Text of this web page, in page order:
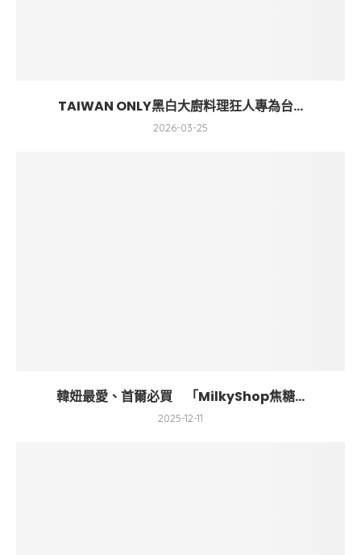
TAIWAN ONLY黑白大廚料理狂人專為台...
2026-03-25
韓妞最愛、首爾必買 「MilkyShop焦糖...
2025-12-11